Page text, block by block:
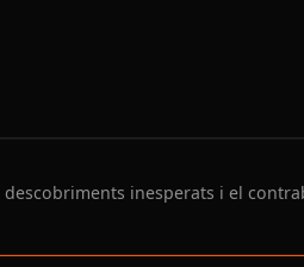
inesperats i el